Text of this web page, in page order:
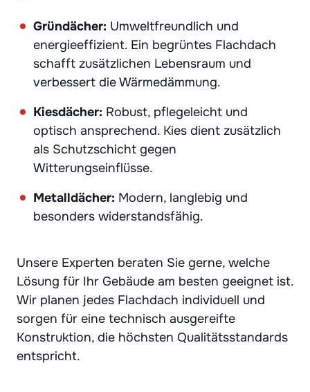
Gründächer: Umweltfreundlich und
energieeffizient. Ein begrüntes Flachdach
schafft zusätzlichen Lebensraum und
verbessert die Wärmedämmung.
Kiesdächer: Robust, pflegeleicht und
optisch ansprechend. Kies dient zusätzlich
als Schutzschicht gegen
Witterungseinflüsse.
Metalldächer: Modern, langlebig und
besonders widerstandsfähig.
Unsere Experten beraten Sie gerne, welche
Lösung für Ihr Gebäude am besten geeignet ist.
Wir planen jedes Flachdach individuell und
sorgen für eine technisch ausgereifte
Konstruktion, die höchsten Qualitätsstandards
entspricht.